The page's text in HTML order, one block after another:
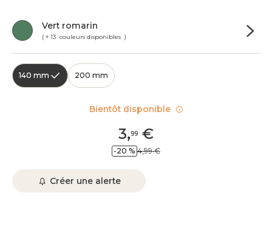
Vert romarin
( + 13 couleurs disponibles )
140 mm 200 mm
3,99 €
-20 % 4,99 €
Créer une alerte